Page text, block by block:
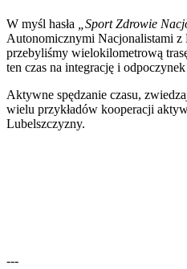
W myśl hasła „Sport Zdrowie
Autonomicznymi Nacjonalistami z
przebyliśmy wielokilometrową
ten czas na integrację i
Aktywne spędzanie czasu,
wielu przykładów kooperacji
Lubelszczyzny.
---